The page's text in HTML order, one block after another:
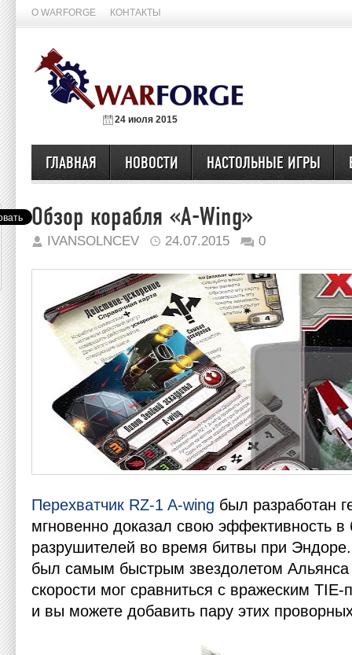
О WARFORGE КОНТАКТЫ
24 июля 2015
ГЛАВНАЯ НОВОСТИ НАСТОЛЬНЫЕ ИГРЫ
Обзор корабля «A-Wing»
IVANSOLNCEV 24.07.2015 0
Перехватчик RZ-1 A-wing был разработан
мгновенно доказал свою эффективность
разрушителей во время битвы при
был самым быстрым звездолетом Альянса
скорости мог сравниться с вражеским TIE-
и вы можете добавить пару этих